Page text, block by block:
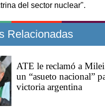
del sector nuclear".
Relacionadas
ATE le reclamó a Milei
un “asueto nacional”
victoria argentina